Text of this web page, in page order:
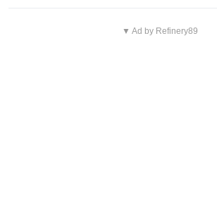
▼ Ad by Refinery89